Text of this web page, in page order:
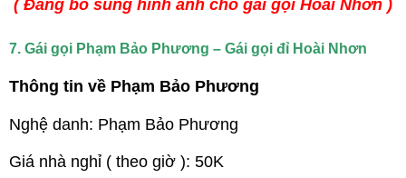
( Đang bổ sung hình ảnh cho gái gọi Hoài Nhơn )
7. Gái gọi Phạm Bảo Phương – Gái gọi đỉ Hoài Nhơn
Thông tin về Phạm Bảo Phương
Nghệ danh: Phạm Bảo Phương
Giá nhà nghỉ ( theo giờ ): 50K